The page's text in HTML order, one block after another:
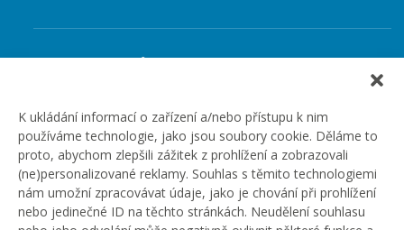
K ukládání informací o zařízení a/nebo přístupu k nim
používáme technologie, jako jsou soubory cookie. Děláme to
proto, abychom zlepšili zážitek z prohlížení a zobrazovali
(ne)personalizované reklamy. Souhlas s těmito technologiemi
nám umožní zpracovávat údaje, jako je chování při prohlížení
nebo jedinečné ID na těchto stránkách. Neudělení souhlasu
Rubriky článků
Podcast
Případové studie
Realizované zakázky
Slovník
Zaměstnání